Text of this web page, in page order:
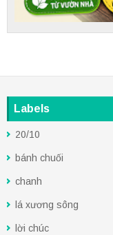
Labels
20/10
bánh chuối
chanh
lá xương sông
lời chúc